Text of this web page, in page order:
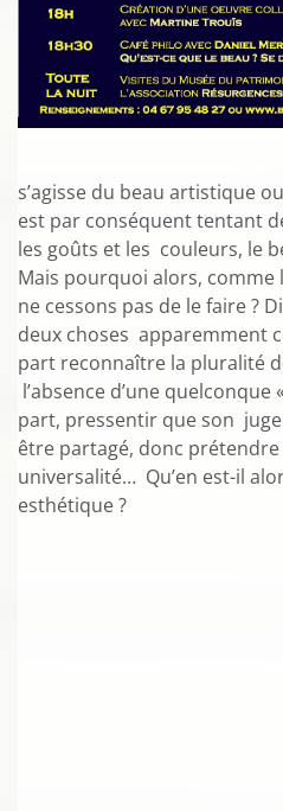
s’agisse du beau artistique
est par conséquent tentant
les goûts et les couleurs, le
Mais pourquoi alors,
ne cessons pas de le faire ?
deux choses apparemment
part reconnaître la pluralité
l’absence d’une
part, pressentir que son
être partagé, donc
universalité… Qu’en est-il
esthétique ?
Daniel